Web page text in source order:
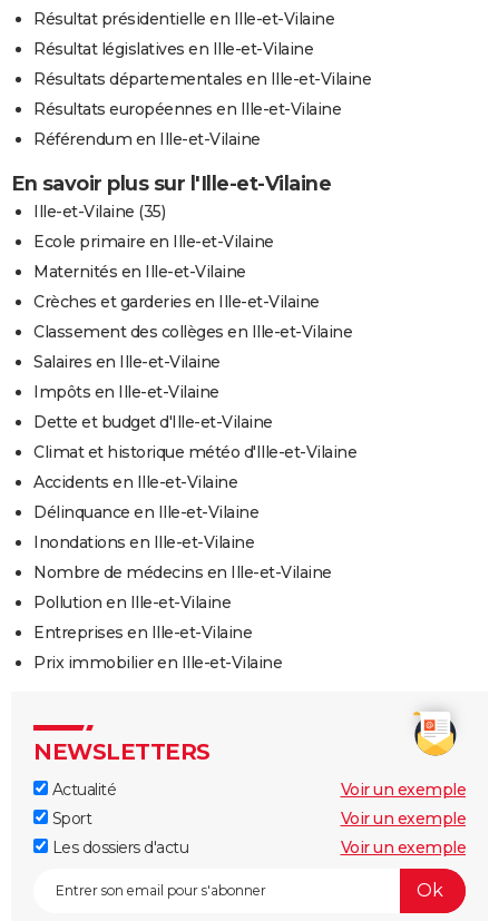
Résultat présidentielle en Ille-et-Vilaine
Résultat législatives en Ille-et-Vilaine
Résultats départementales en Ille-et-Vilaine
Résultats européennes en Ille-et-Vilaine
Référendum en Ille-et-Vilaine
En savoir plus sur l'Ille-et-Vilaine
Ille-et-Vilaine (35)
Ecole primaire en Ille-et-Vilaine
Maternités en Ille-et-Vilaine
Crèches et garderies en Ille-et-Vilaine
Classement des collèges en Ille-et-Vilaine
Salaires en Ille-et-Vilaine
Impôts en Ille-et-Vilaine
Dette et budget d'Ille-et-Vilaine
Climat et historique météo d'Ille-et-Vilaine
Accidents en Ille-et-Vilaine
Délinquance en Ille-et-Vilaine
Inondations en Ille-et-Vilaine
Nombre de médecins en Ille-et-Vilaine
Pollution en Ille-et-Vilaine
Entreprises en Ille-et-Vilaine
Prix immobilier en Ille-et-Vilaine
NEWSLETTERS
Actualité
Voir un exemple
Sport
Voir un exemple
Les dossiers d'actu
Voir un exemple